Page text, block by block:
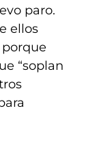
paro.
ellos
“soplan